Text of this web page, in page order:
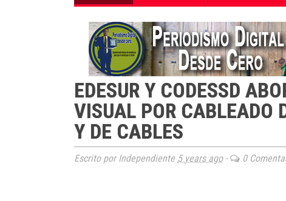
EDESUR Y CODESSD
VISUAL POR CABLEADO
Y DE CABLES
Escrito por Independiente 5 years ago- 0